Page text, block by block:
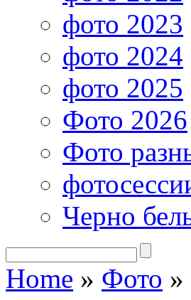
фото 2023
фото 2024
фото 2025
Фото 2026
Фото
Черно
Home » Фото »